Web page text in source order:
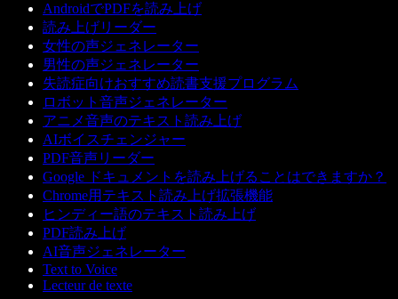
AndroidでPDFを読み上げ
読み上げリーダー
女性の声ジェネレーター
男性の声ジェネレーター
失読症向けおすすめ読書支援プログラム
ロボット音声ジェネレーター
アニメ音声のテキスト読み上げ
AIボイスチェンジャー
PDF音声リーダー
Google ドキュメントを読み上げることはできますか？
Chrome用テキスト読み上げ拡張機能
ヒンディー語のテキスト読み上げ
PDF読み上げ
AI音声ジェネレーター
Text to Voice
Lecteur de texte